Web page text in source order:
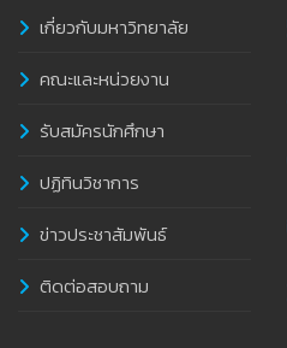
เกี่ยวกับมหาวิทยาลัย
คณะและหน่วยงาน
รับสมัครนักศึกษา
ปฏิทินวิชาการ
ข่าวประชาสัมพันธ์
ติดต่อสอบถาม